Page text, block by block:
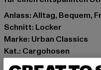
Anlass: Alltag, Bequem,
Schnitt: Locker
Marke: Urban Classics
Kat.: Cargohosen
Farbe: schwarz